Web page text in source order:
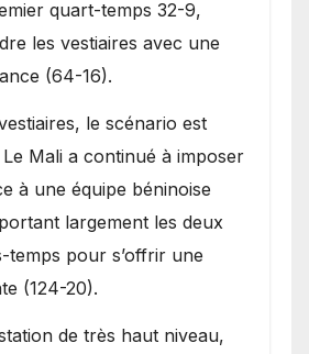
quart-temps 32-9,
les vestiaires avec une
(64-16).
le scénario est
Mali a continué à imposer
à une équipe béninoise
largement les deux
temps pour s’offrir une
(124-20).
de très haut niveau,